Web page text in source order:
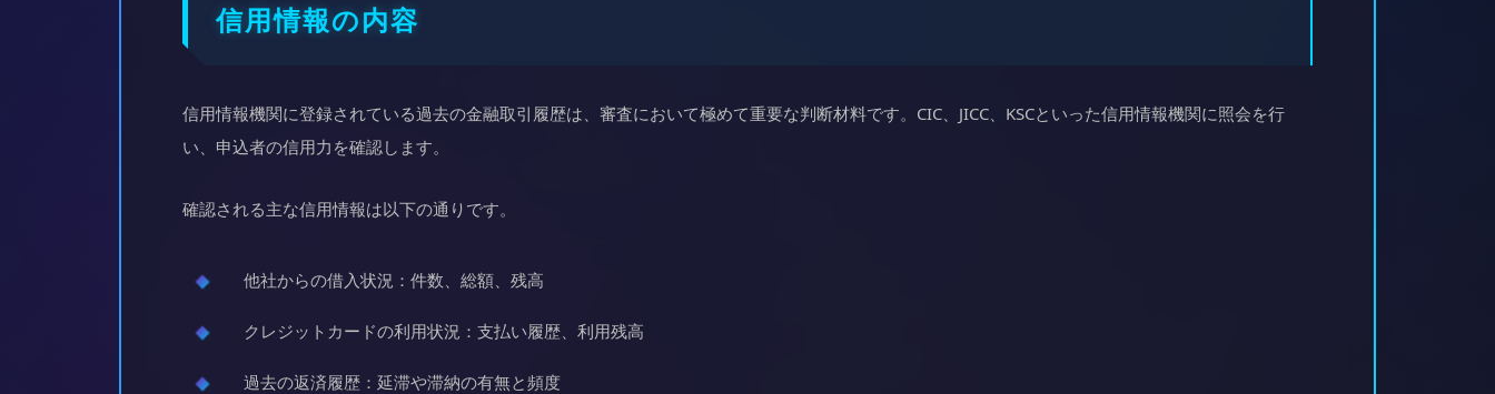
信用情報の内容
信用情報機関に登録されている過去の金融取引履歴は、審査において極めて重要な判断材料です。CIC、JICC、KSCといった信用情報機関に照会を行
い、申込者の信用力を確認します。
確認される主な信用情報は以下の通りです。
他社からの借入状況：件数、総額、残高
クレジットカードの利用状況：支払い履歴、利用残高
過去の返済履歴：延滞や滞納の有無と頻度